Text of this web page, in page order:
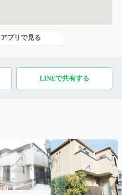
プリで見る
LINEで共有する